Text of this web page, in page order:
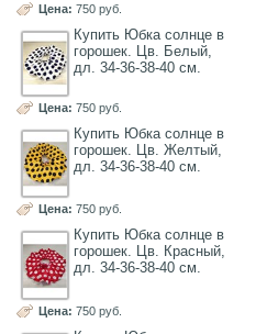
Цена: 750 руб.
Купить Юбка солнце в
горошек. Цв. Белый,
дл. 34-36-38-40 см.
Цена: 750 руб.
Купить Юбка солнце в
горошек. Цв. Желтый,
дл. 34-36-38-40 см.
Цена: 750 руб.
Купить Юбка солнце в
горошек. Цв. Красный,
дл. 34-36-38-40 см.
Цена: 750 руб.